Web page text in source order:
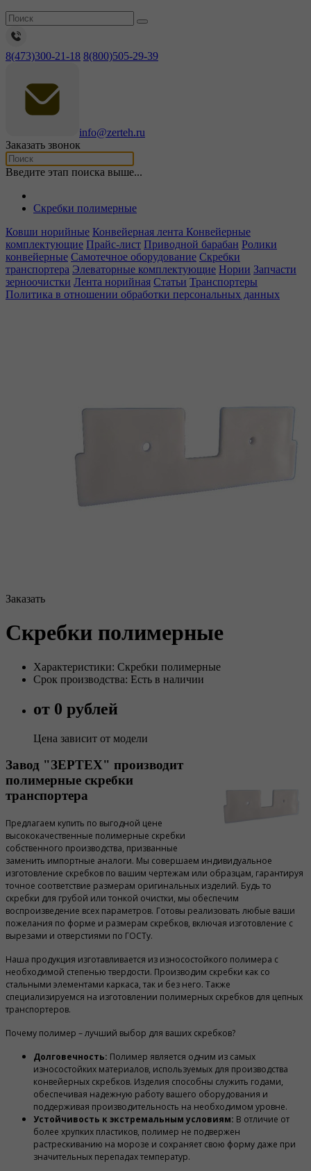
8(473)300-21-18 8(800)505-29-39
info@zerteh.ru
Заказать звонок
Введите этап поиска выше...
Скребки полимерные
Ковши норийные Конвейерная лента Конвейерные
комплектующие Прайс-лист Приводной барабан Ролики
конвейерные Самотечное оборудование Скребки
транспортера Элеваторные комплектующие Нории Запчасти
зерноочистки Лента норийная Статьи Транспортеры
Политика в отношении обработки персональных данных
Заказать
Скребки полимерные
Характеристики: Скребки полимерные
Срок производства: Есть в наличии
от 0 рублей
Цена зависит от модели
Завод "ЗЕРТЕХ" производит
полимерные скребки
транспортера
Предлагаем купить по выгодной цене
высококачественные полимерные скребки
собственного производства, призванные
заменить импортные аналоги. Мы совершаем индивидуальное
изготовление скребков по вашим чертежам или образцам, гарантируя
точное соответствие размерам оригинальных изделий. Будь то
скребки для грубой или тонкой очистки, мы обеспечим
воспроизведение всех параметров. Готовы реализовать любые ваши
пожелания по форме и размерам скребков, включая изготовление с
вырезами и отверстиями по ГОСТу.
Наша продукция изготавливается из износостойкого полимера с
необходимой степенью твердости. Производим скребки как со
стальными элементами каркаса, так и без него. Также
специализируемся на изготовлении полимерных скребков для цепных
транспортеров.
Почему полимер – лучший выбор для ваших скребков?
Долговечность: Полимер является одним из самых
износостойких материалов, используемых для производства
конвейерных скребков. Изделия способны служить годами,
обеспечивая надежную работу вашего оборудования и
поддерживая производительность на необходимом уровне.
Устойчивость к экстремальным условиям: В отличие от
более хрупких пластиков, полимер не подвержен
растрескиванию на морозе и сохраняет свою форму даже при
значительных перепадах температур.